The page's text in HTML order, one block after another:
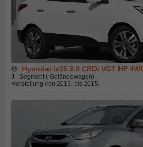
Hyundai ix35 2.0 CRDi VGT HP
J - Segment ( Geländewagen)
Herstellung von 2013. bis 2015.